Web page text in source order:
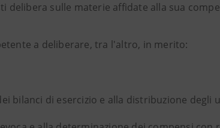
delibera sulle materie affidate alla sua
a deliberare, tra l'altro, in merito:
bilanci di esercizio e alla distribuzione degli